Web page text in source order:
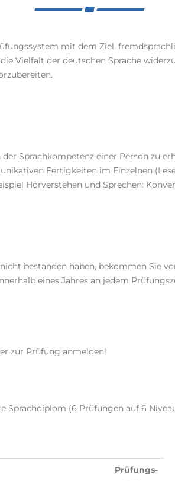
mit dem Ziel,
Vielfalt der deutschen Sprache
Sprachkompetenz einer Person zu
Fertigkeiten im Einzelnen
Hörverstehen und Sprechen:
bestanden haben, bekommen Sie
eines Jahres an jedem
zur Prüfung anmelden!
(6 Prüfungen auf 6
Prüfungs-